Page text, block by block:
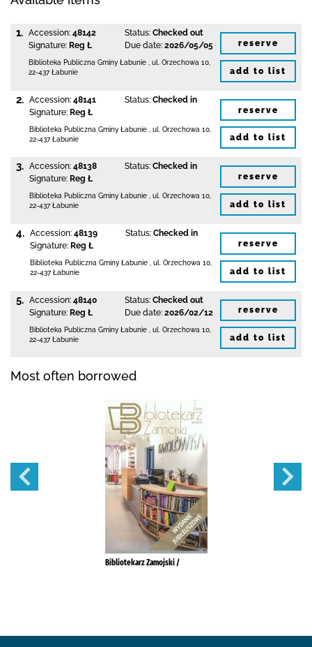
1. Accession: 48142
Signature: Reg Ł
Status: Checked out
Due date: 2026/05/05
Biblioteka Publiczna Gminy Łabunie ul. Orzechowa 10
22-437 Łabunie
reserve
add to list
2. Accession: 48141
Signature: Reg Ł
Status: Checked in
Biblioteka Publiczna Gminy Łabunie ul. Orzechowa 10
22-437 Łabunie
reserve
add to list
3. Accession: 48138
Signature: Reg Ł
Status: Checked in
Biblioteka Publiczna Gminy Łabunie , ul. Orzechowa 10,
22-437 Łabunie
reserve
add to list
4. Accession: 48139
Signature: Reg Ł
Status: Checked in
Biblioteka Publiczna Gminy Łabunie ul. Orzechowa 10
22-437 Łabunie
reserve
add to list
5. Accession: 48140
Signature: Reg Ł
Status: Checked out
Due date: 2026/02/12
Biblioteka Publiczna Gminy Łabunie ul. Orzechowa 10
22-437 Łabunie
reserve
add to list
Most often borrowed
Bibliotekarz Zamojski /